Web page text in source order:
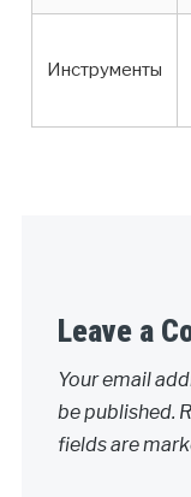
Инструменты
Leave a
Your email
be published.
fields are